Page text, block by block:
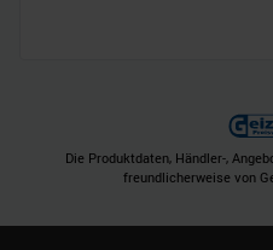
Die Produktdaten, Händler-,
freundlicherweise von